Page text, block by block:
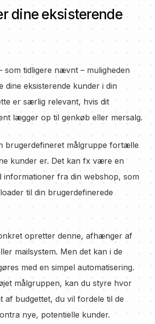
dine eksisterende
som tidligere nævnt – muligheden
dine eksisterende kunder i din
er særlig relevant, hvis dit
lægger op til genkøb eller mersalg.
brugerdefineret målgruppe fortælle
kunder er. Det kan fx være en
informationer fra din webshop, som
til din brugerdefinerede
opretter denne, afhænger af
mailsystem. Men det kan i de
med en simpel automatisering.
målgruppen, kan du styre hvor
af budgettet, du vil fordele til de
nye, potentielle kunder.